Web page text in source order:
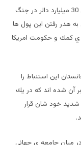
در اين اواخر يك گزارش كنگره امريكا از به هدر رفتن 30 ميليارد دالر در جنگ
به هدر رفتن اين پول ها
ي كمك و حكومت امريكا
اين استنباط را
آن شده اند كه در يك
خود شان قرار